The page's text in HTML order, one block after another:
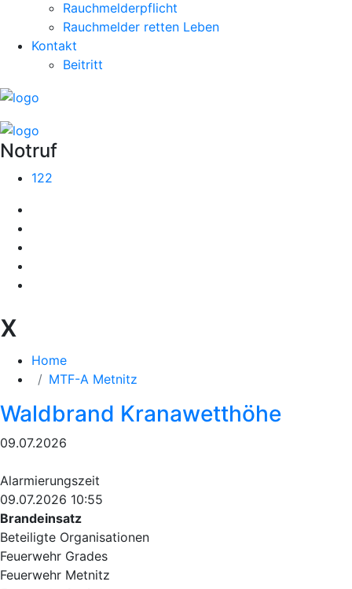
Rauchmelderpflicht
Rauchmelder retten Leben
Kontakt
Beitritt
Notruf
122
x
Home
MTF-A Metnitz
Waldbrand Kranawetthöhe
09.07.2026
Alarmierungszeit
09.07.2026 10:55
Brandeinsatz
Beteiligte Organisationen
Feuerwehr Grades
Feuerwehr Metnitz